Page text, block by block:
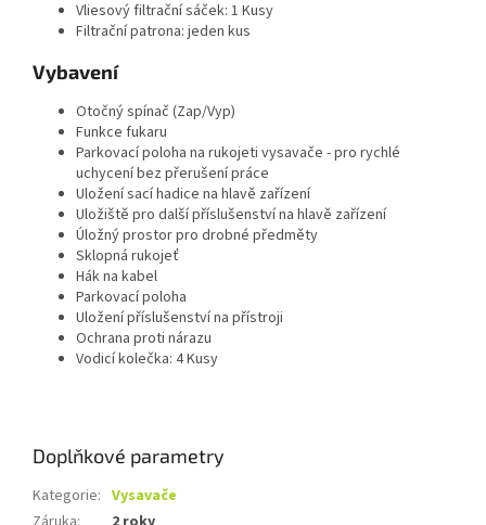
Vliesový filtrační sáček: 1 Kusy
Filtrační patrona: jeden kus
Vybavení
Otočný spínač (Zap/Vyp)
Funkce fukaru
Parkovací poloha na rukojeti vysavače - pro rychlé
uchycení bez přerušení práce
Uložení sací hadice na hlavě zařízení
Uložiště pro další příslušenství na hlavě zařízení
Úložný prostor pro drobné předměty
Sklopná rukojeť
Hák na kabel
Parkovací poloha
Uložení příslušenství na přístroji
Ochrana proti nárazu
Vodicí kolečka: 4 Kusy
Doplňkové parametry
Kategorie: Vysavače